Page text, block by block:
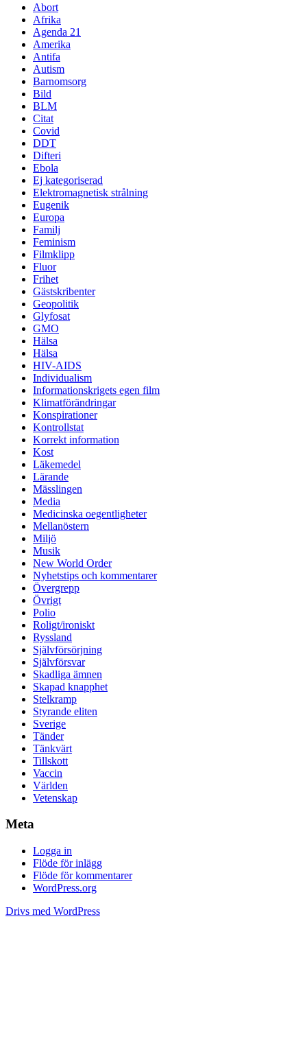
Abort
Afrika
Agenda 21
Amerika
Antifa
Autism
Barnomsorg
Bild
BLM
Citat
Covid
DDT
Difteri
Ebola
Ej kategoriserad
Elektromagnetisk strålning
Eugenik
Europa
Familj
Feminism
Filmklipp
Fluor
Frihet
Gästskribenter
Geopolitik
Glyfosat
GMO
Hälsa
Hälsa
HIV-AIDS
Individualism
Informationskrigets egen film
Klimatförändringar
Konspirationer
Kontrollstat
Korrekt information
Kost
Läkemedel
Lärande
Mässlingen
Media
Medicinska oegentligheter
Mellanöstern
Miljö
Musik
New World Order
Nyhetstips och kommentarer
Övergrepp
Övrigt
Polio
Roligt/ironiskt
Ryssland
Självförsörjning
Självförsvar
Skadliga ämnen
Skapad knapphet
Stelkramp
Styrande eliten
Sverige
Tänder
Tänkvärt
Tillskott
Vaccin
Världen
Vetenskap
Meta
Logga in
Flöde för inlägg
Flöde för kommentarer
WordPress.org
Drivs med WordPress